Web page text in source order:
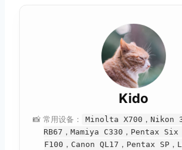
Kido
📸 常用设备：
Minolta X700，Nikon
RB67，Mamiya C330，Pentax
F100，Canon QL17，Pentax SP，